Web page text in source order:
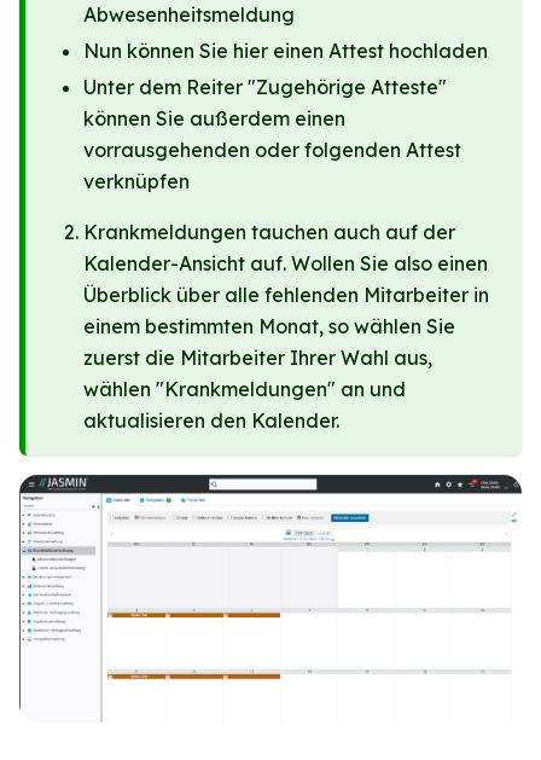
Abwesenheitsmeldung
Nun können Sie hier einen Attest hochladen
Unter dem Reiter "Zugehörige Atteste"
können Sie außerdem einen
vorrausgehenden oder folgenden Attest
verknüpfen
Krankmeldungen tauchen auch auf der
Kalender-Ansicht auf. Wollen Sie also einen
Überblick über alle fehlenden Mitarbeiter in
einem bestimmten Monat, so wählen Sie
zuerst die Mitarbeiter Ihrer Wahl aus,
wählen "Krankmeldungen" an und
aktualisieren den Kalender.